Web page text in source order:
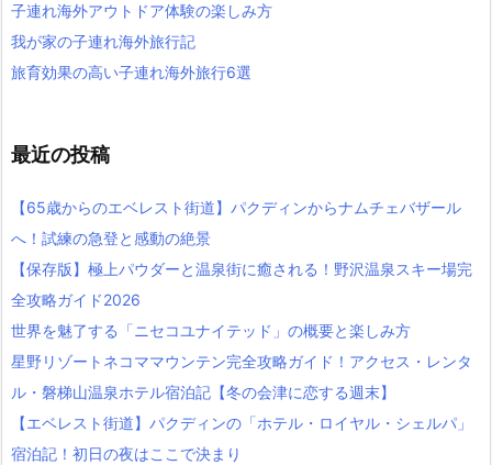
子連れ海外アウトドア体験の楽しみ方
我が家の子連れ海外旅行記
旅育効果の高い子連れ海外旅行6選
最近の投稿
【65歳からのエベレスト街道】パクディンからナムチェバザール
へ！試練の急登と感動の絶景
【保存版】極上パウダーと温泉街に癒される！野沢温泉スキー場完
全攻略ガイド2026
世界を魅了する「ニセコユナイテッド」の概要と楽しみ方
星野リゾートネコママウンテン完全攻略ガイド！アクセス・レンタ
ル・磐梯山温泉ホテル宿泊記【冬の会津に恋する週末】
【エベレスト街道】パクディンの「ホテル・ロイヤル・シェルパ」
宿泊記！初日の夜はここで決まり